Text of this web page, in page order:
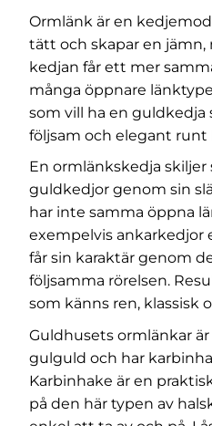
Ormlänk är en
tätt och skapar en
kedjan får ett mer
många öppnare
som vill ha en guldkedja
följsam och elegant runt
En ormlänkskedja skiljer
guldkedjor genom sin
har inte samma öppna
exempelvis ankarkedjor
får sin karaktär genom
följsamma rörelsen.
som känns ren, klassisk
Guldhusets ormlänkar är
gulguld och har
Karbinhake är en
på den här typen av